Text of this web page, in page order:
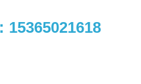
15365021618